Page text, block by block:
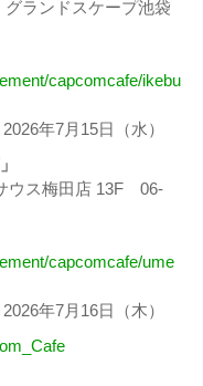
ランドスケープ池袋
capcomcafe/ikebu
年7月15日（水）
ウス梅田店 13F 06-
capcomcafe/ume
年7月16日（木）